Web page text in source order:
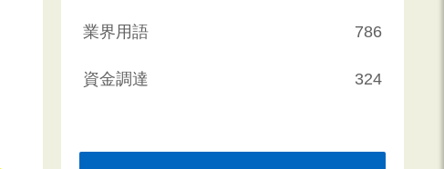
業界用語 786
資金調達 324